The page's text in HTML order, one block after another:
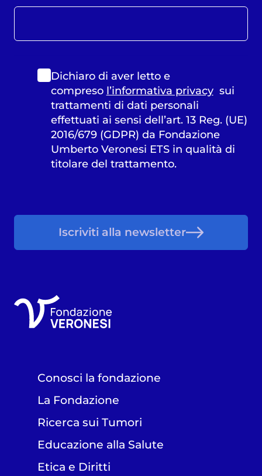
Dichiaro di aver letto e
compreso l’informativa privacysui
trattamenti di dati personali
effettuati ai sensi dell’art. 13 Reg. (UE)
2016/679 (GDPR) da Fondazione
Umberto Veronesi ETS in qualità di
titolare del trattamento.
Iscriviti alla newsletter
Conosci la fondazione
La Fondazione
Ricerca sui Tumori
Educazione alla Salute
Etica e Diritti